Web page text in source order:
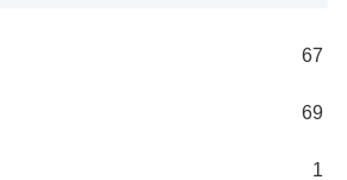
67
69
1